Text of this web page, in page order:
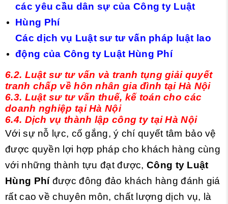
các yêu cầu dân sự của Công ty Luật
Hùng Phí
Các dịch vụ Luật sư tư vấn pháp luật lao
động của Công ty Luật Hùng Phí
6.2. Luật sư tư vấn và tranh tụng giải quyết
tranh chấp về hôn nhân gia đình tại Hà Nội
6.3. Luật sư tư vấn thuế, kế toán cho các
doanh nghiệp tại Hà Nội
6.4. Dịch vụ thành lập công ty tại Hà Nội
Với sự nỗ lực, cố gắng, ý chí quyết tâm bảo vệ
được quyền lợi hợp pháp cho khách hàng cùng
với những thành tựu đạt được, Công ty Luật
Hùng Phíđược đông đảo khách hàng đánh giá
rất cao về chuyên môn, chất lượng dịch vụ, là